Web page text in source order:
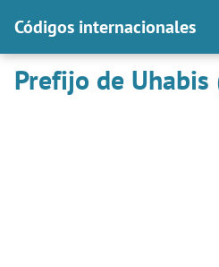
Códigos internacionales
Prefijo de Uhabis